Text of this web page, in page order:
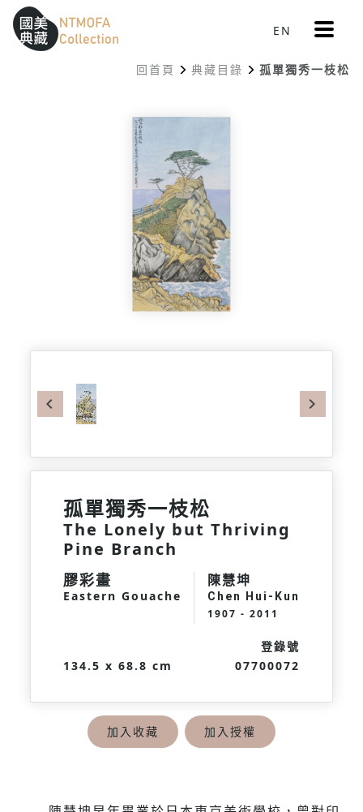
跳到中間主要內容區
網站導覽
::: EN 更
多
單
回首頁 典藏目錄 孤單獨秀一枝松
Previous
孤單獨秀一枝松
The Lonely but Thriving
Pine Branch
膠彩畫
Eastern Gouache
陳慧坤
Chen Hui-Kun
1907 - 2011
134.5 x 68.8 cm
登錄號
07700072
加入收藏 加入授權